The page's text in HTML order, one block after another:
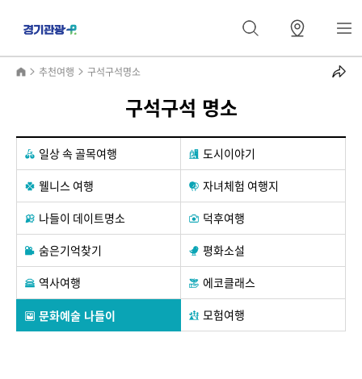
추천여행 구석구석명소
구석구석 명소
일상 속 골목여행 도시이야기
웰니스 여행 자녀체험 여행지
나들이 데이트명소 덕후여행
숨은기억찾기 평화소설
역사여행 에코클래스
문화예술 나들이 모험여행